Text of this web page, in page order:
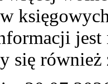
jest
się